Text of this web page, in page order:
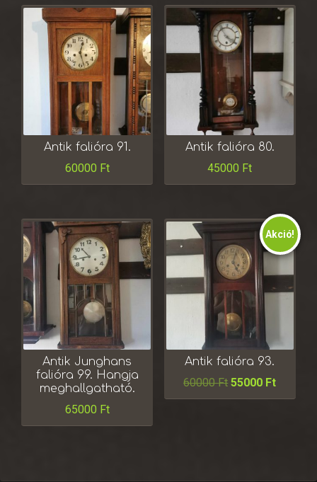
Antik falióra 91.
60000 Ft
Antik falióra 80.
45000 Ft
Antik Junghans
falióra 99. Hangja
meghallgatható.
65000 Ft
Akció!
Antik falióra 93.
60000Ft 55000 Ft